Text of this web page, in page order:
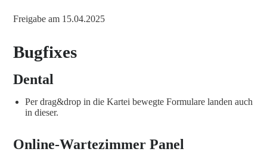
Freigabe am 15.04.2025
Bugfixes
Dental
Per drag&drop in die Kartei bewegte Formulare landen auch
in dieser.
Online-Wartezimmer Panel